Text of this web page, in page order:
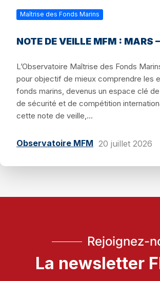
Maîtrise des Fonds Marins
NOTE DE VEILLE MFM : MARS
L’Observatoire Maîtrise des Fonds
pour objectif de mieux comprendre les
fonds marins, devenus un espace clé
de sécurité et de compétition
cette note de veille,...
Observatoire MFM 20 juillet 2026
Rejoignez-
La newsletter